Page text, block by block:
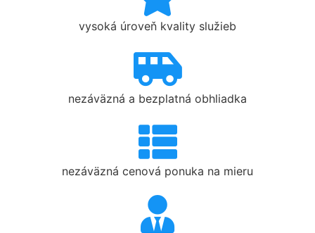
vysoká úroveň kvality služieb
nezáväzná a bezplatná obhliadka
nezáväzná cenová ponuka na mieru